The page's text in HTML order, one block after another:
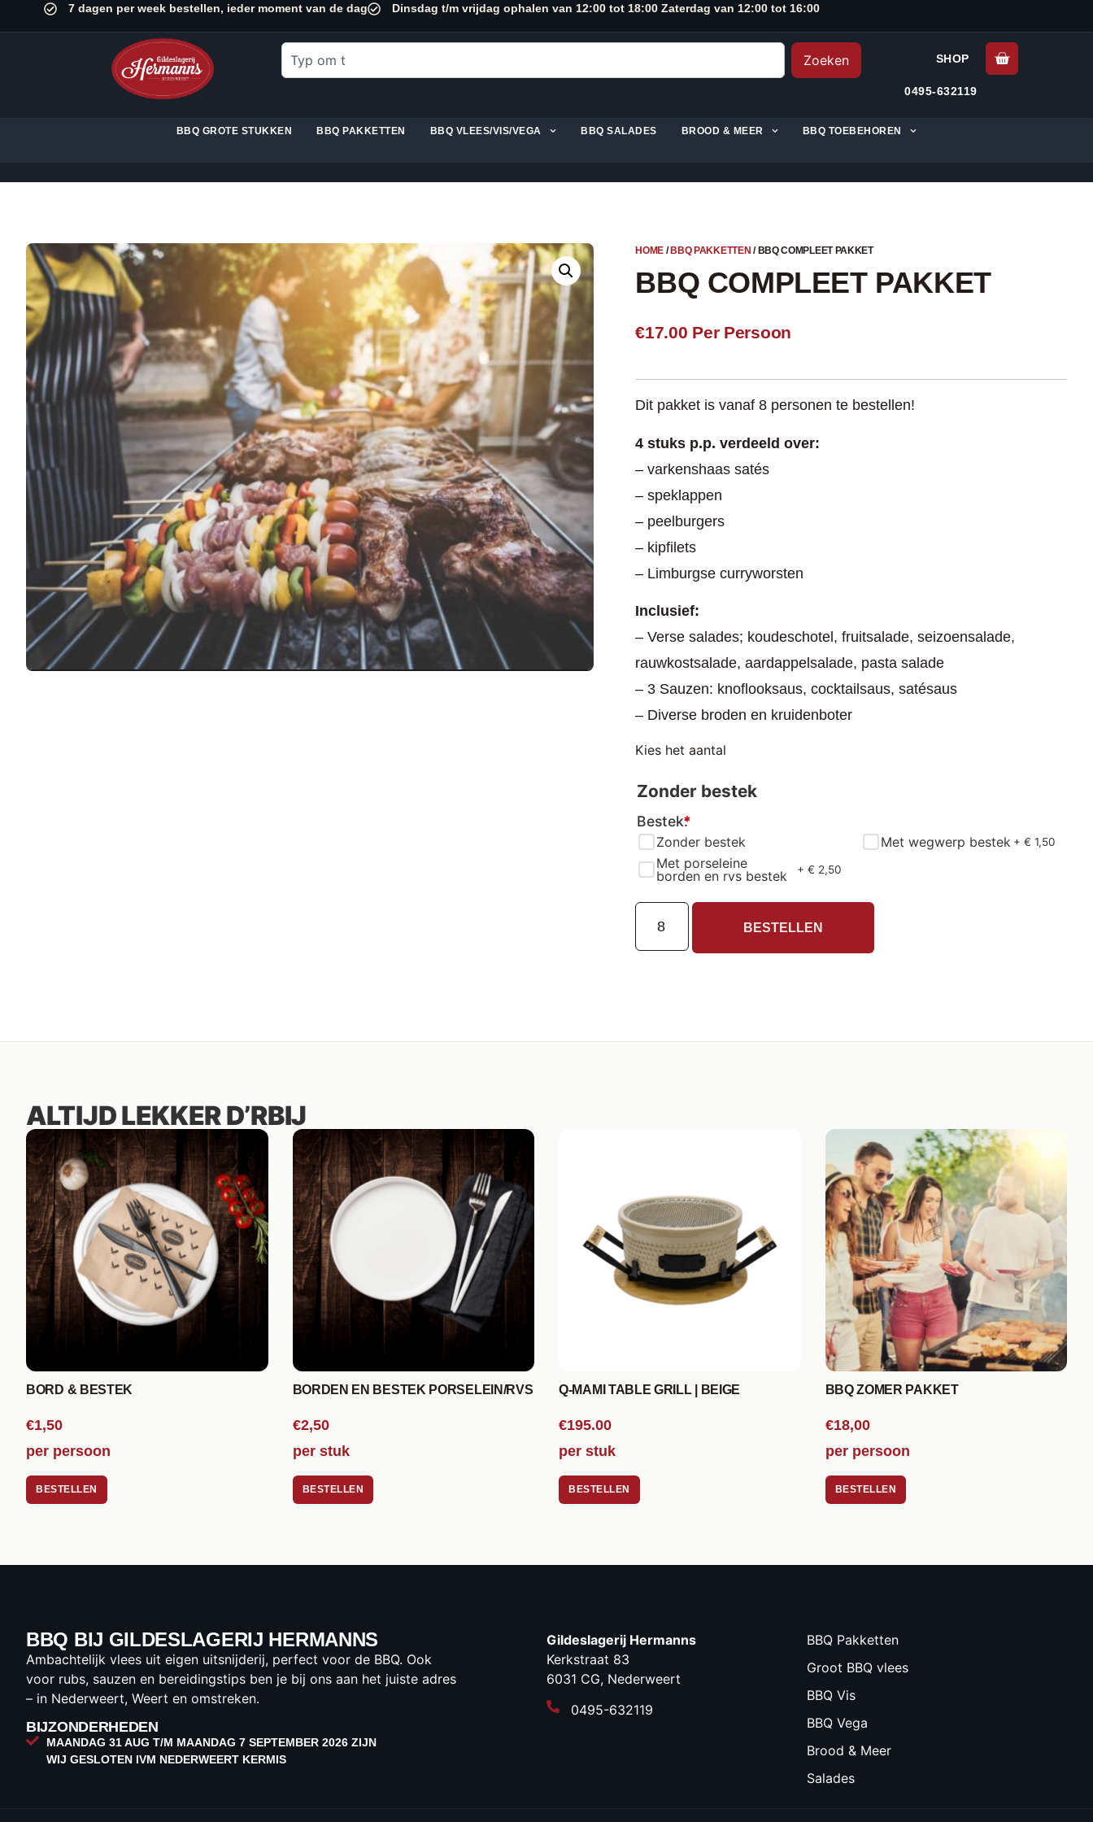
7 dagen per week bestellen, ieder moment van de dag Dinsdag t/m vrijdag ophalen van 12:00 tot 18:00 Zaterdag van 12:00 tot 16:00
SHOP
0495-632119
Zoeken
BBQ GROTE STUKKEN BBQ PAKKETTEN BBQ VLEES/VIS/VEGA BBQ SALADES BROOD & MEER BBQ TOEBEHOREN
HOME / BBQ PAKKETTEN / BBQ COMPLEET PAKKET
BBQ COMPLEET PAKKET
€17.00 Per Persoon
Dit pakket is vanaf 8 personen te bestellen!
4 stuks p.p. verdeeld over:
– varkenshaas satés
– speklappen
– peelburgers
– kipfilets
– Limburgse curryworsten
Inclusief:
– Verse salades; koudeschotel, fruitsalade, seizoensalade,
rauwkostsalade, aardappelsalade, pasta salade
– 3 Sauzen: knoflooksaus, cocktailsaus, satésaus
– Diverse broden en kruidenboter
Kies het aantal
Zonder bestek
Bestek:*
Zonder bestek Met wegwerp bestek + € 1,50
Met porseleine
borden en rvs bestek
+ € 2,50
BESTELLEN
ALTIJD LEKKER D’RBIJ
BORD & BESTEK
€1,50
per persoon
BESTELLEN
BORDEN EN BESTEK PORSELEIN/RVS
€2,50
per stuk
BESTELLEN
Q-MAMI TABLE GRILL | BEIGE
€195.00
per stuk
BESTELLEN
BBQ ZOMER PAKKET
€18,00
per persoon
BESTELLEN
BBQ BIJ GILDESLAGERIJ HERMANNS
Ambachtelijk vlees uit eigen uitsnijderij, perfect voor de BBQ. Ook
voor rubs, sauzen en bereidingstips ben je bij ons aan het juiste adres
– in Nederweert, Weert en omstreken.
BIJZONDERHEDEN
MAANDAG 31 AUG T/M MAANDAG 7 SEPTEMBER 2026 ZIJN
WIJ GESLOTEN IVM NEDERWEERT KERMIS
Gildeslagerij Hermanns
Kerkstraat 83
6031 CG, Nederweert
0495-632119
BBQ Pakketten
Groot BBQ vlees
BBQ Vis
BBQ Vega
Brood & Meer
Salades